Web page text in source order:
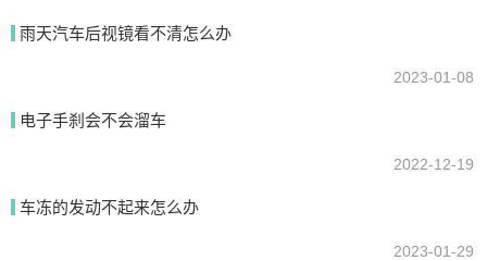
提交
雨天汽车后视镜看不清怎么办
2023-01-08
电子手刹会不会溜车
2022-12-19
车冻的发动不起来怎么办
2023-01-29